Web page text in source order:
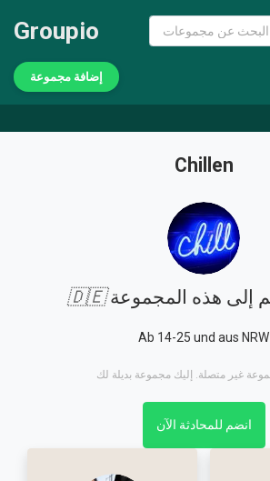
Groupio
إضافة مجموعة
Chillen
🇩🇪
Ab 14-25 und aus NRW
انضم للمحادثة الآن